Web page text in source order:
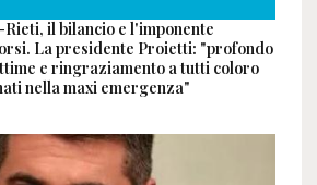
il bilancio e l'imponente
La presidente Proietti: "profondo
e ringraziamento a tutti coloro
nella maxi emergenza"